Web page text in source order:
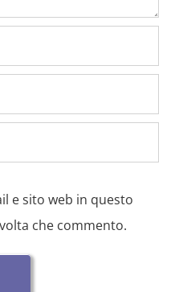
e sito web in questo
che commento.